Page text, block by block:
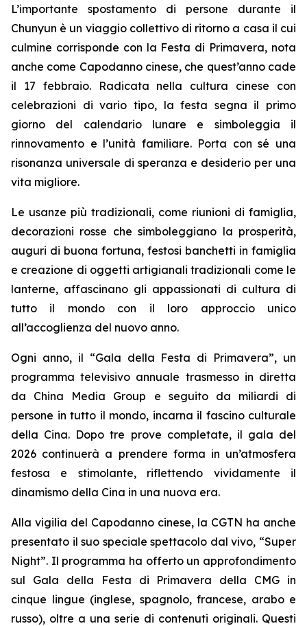
L’importante spostamento di persone durante il
Chunyun è un viaggio collettivo di ritorno a casa il cui
culmine corrisponde con la Festa di Primavera, nota
anche come Capodanno cinese, che quest’anno cade
il 17 febbraio. Radicata nella cultura cinese con
celebrazioni di vario tipo, la festa segna il primo
giorno del calendario lunare e simboleggia il
rinnovamento e l’unità familiare. Porta con sé una
risonanza universale di speranza e desiderio per una
vita migliore.
Le usanze più tradizionali, come riunioni di famiglia,
decorazioni rosse che simboleggiano la prosperità,
auguri di buona fortuna, festosi banchetti in famiglia
e creazione di oggetti artigianali tradizionali come le
lanterne, affascinano gli appassionati di cultura di
tutto il mondo con il loro approccio unico
all’accoglienza del nuovo anno.
Ogni anno, il “Gala della Festa di Primavera”, un
programma televisivo annuale trasmesso in diretta
da China Media Group e seguito da miliardi di
persone in tutto il mondo, incarna il fascino culturale
della Cina. Dopo tre prove completate, il gala del
2026 continuerà a prendere forma in un’atmosfera
festosa e stimolante, riflettendo vividamente il
dinamismo della Cina in una nuova era.
Alla vigilia del Capodanno cinese, la CGTN ha anche
presentato il suo speciale spettacolo dal vivo, “Super
Night”. Il programma ha offerto un approfondimento
sul Gala della Festa di Primavera della CMG in
cinque lingue (inglese, spagnolo, francese, arabo e
russo), oltre a una serie di contenuti originali. Questi